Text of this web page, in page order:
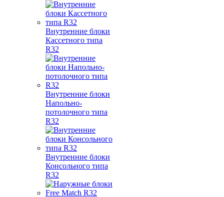
Внутренние блоки
Кассетного типа
R32
Внутренние блоки
Напольно-
потолочного типа
R32
Внутренние блоки
Консольного типа
R32